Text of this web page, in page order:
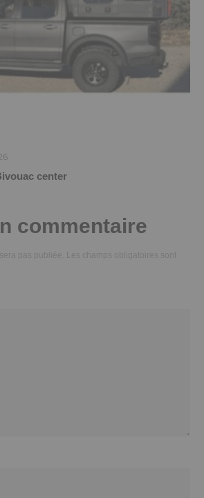
center
commentaire
pas publiée.
Les champs obligatoires sont